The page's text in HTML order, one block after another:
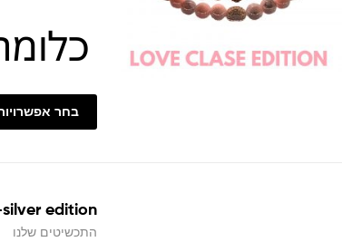
בחר
edition
התכשיטים שלנו